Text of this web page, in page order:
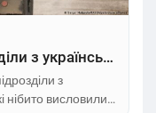
Росія формує бойові підрозділи з українських військовополонених – ISW
з
нібито висловили